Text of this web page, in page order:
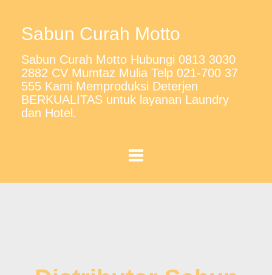
Sabun Curah Motto
Sabun Curah Motto Hubungi 0813 3030
2882 CV Mumtaz Mulia Telp 021-700 37
555 Kami Memproduksi Deterjen
BERKUALITAS untuk layanan Laundry
dan Hotel.